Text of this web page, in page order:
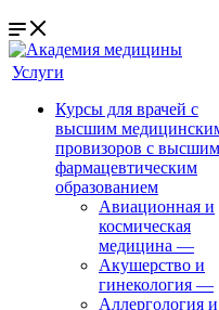
Услуги
Курсы для врачей с
высшим
провизоров с высшим
фармацевтическим
образованием
Авиационная и
космическая
медицина —
Акушерство и
гинекология —
Аллергология и